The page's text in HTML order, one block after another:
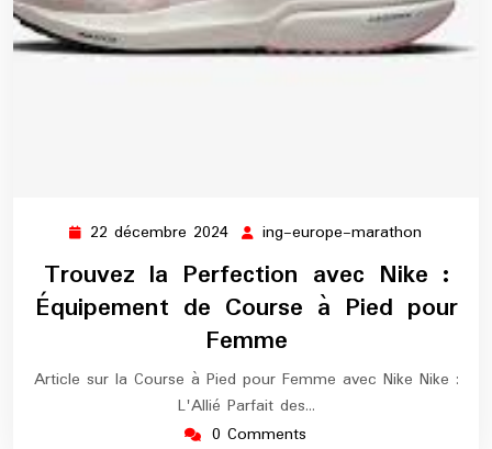
22 décembre 2024 22
décembre
2024
ing-europe-marathon
marathon
Trouvez la Perfection avec Nike :
Équipement de Course à Pied pour
Femme
Article sur la Course à Pied pour Femme avec Nike Nike :
L'Allié Parfait des…
0 Comments